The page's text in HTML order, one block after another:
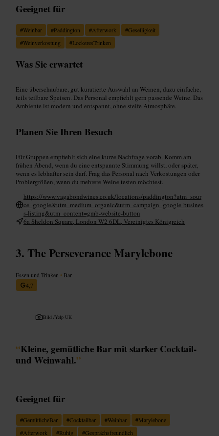
Geeignet für
#Weinbar #Paddington #Afterwork #Geselligkeit
#Weinverkostung #LockeresTrinken
Was Sie erwartet
Eine überschaubare, gut kuratierte Auswahl an Weinen, dazu einfache,
teils teilbare Speisen. Das Personal empfiehlt gern passende Weine. Das
Ambiente ist modern und entspannt, ohne steife Atmosphäre.
Planen Sie Ihren Besuch
Für Gruppen empfiehlt sich eine kurze Nachfrage vorab. Komm am
frühen Abend, wenn du eine entspannte Stimmung willst, oder später,
wenn es lebhafter sein darf. Frag das Personal nach Verkostungen oder
Probiergrößen, wenn du mehrere Weine testen möchtest.
https://www.vagabondwines.co.uk/locations/paddington?utm_sour
ce=google&utm_medium=organic&utm_campaign=google-busines
s-listing&utm_content=gmb-website-button
6a Sheldon Square, London W2 6DL, Vereinigtes Königreich
The Perseverance Marylebone
Essen und Trinken • Bar
4,7
Bild /Yelp UK
“Kleine, gemütliche Bar mit starker Cocktail-
und Weinwahl.”
Geeignet für
#GemütlicheBar #Cocktailbar #Weinbar #Marylebone
#Afterwork #Ruhig #Gesprächsfreundlich